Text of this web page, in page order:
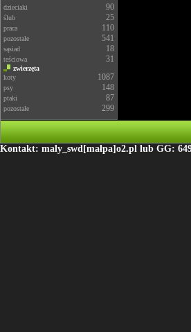
dzieciaki 90
ślub 25
praca 110
pozostałe 541
sąsiad 18
teściowa 31
zwierzęta
koty
1087
psy 148
ptaki 87
pozostałe 299
Kontakt: maly_swd[małpa]o2.pl lub GG: